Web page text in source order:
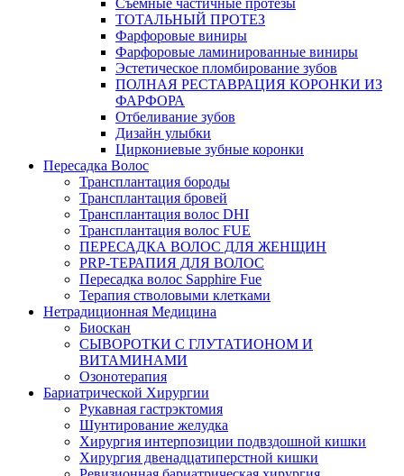
Съемные частичные протезы
ТОТАЛЬНЫЙ ПРОТЕЗ
Фарфоровые виниры
Фарфоровые ламинированные виниры
Эстетическое пломбирование зубов
ПОЛНАЯ РЕСТАВРАЦИЯ КОРОНКИ ИЗ
ФАРФОРА
Отбеливание зубов
Дизайн улыбки
Циркониевые зубные коронки
Пересадка Волос
Трансплантация бороды
Трансплантация бровей
Трансплантация волос DHI
Трансплантация волос FUE
ПЕРЕСАДКА ВОЛОС ДЛЯ ЖЕНЩИН
PRP-ТЕРАПИЯ ДЛЯ ВОЛОС
Пересадка волос Sapphire Fue
Терапия стволовыми клетками
Нетрадиционная Медицина
Биоскан
СЫВОРОТКИ С ГЛУТАТИОНОМ И
ВИТАМИНАМИ
Озонотерапия
Бариатрической Хирургии
Рукавная гастрэктомия
Шунтирование желудка
Хирургия интерпозиции подвздошной кишки
Хирургия двенадцатиперстной кишки